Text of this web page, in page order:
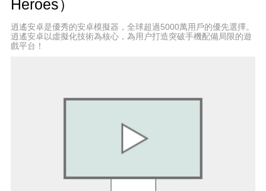
※ 本遊戲為免費使用，遊戲內另提供購買虛擬遊戲
幣、物品等付費服務。
※ 長時間進行遊戲，請注意使用時間，避免沉迷於
遊戲。
Heroes）
逍遙安卓是優秀的安卓模擬器，全球超過5000萬用戶的優先選擇。
逍遙安卓以虛擬化技術為核心，為用户打造突破手機配備局限的遊
戲平台！